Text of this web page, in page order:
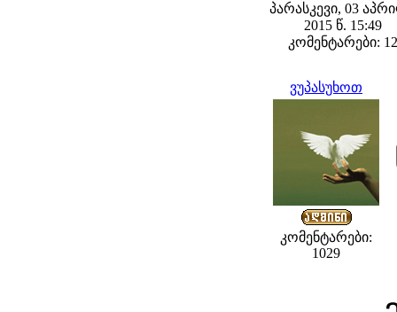
პარასკევი, 03
2015 წ. 15:49
კომენტარები: 12
ვუპასუხოთ
კომენტარები:
1029